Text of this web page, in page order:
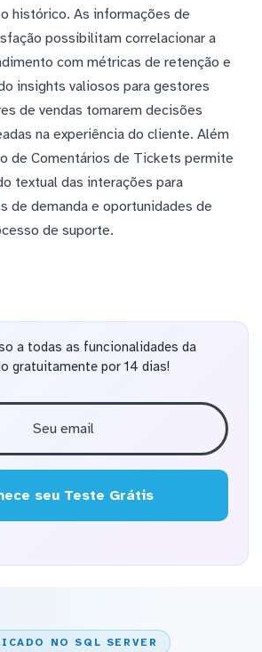
histórico. As informações de
possibilitam correlacionar a
com métricas de retenção e
insights valiosos para gestores
de vendas tomarem decisões
na experiência do cliente. Além
de Comentários de Tickets permite
textual das interações para
de demanda e oportunidades de
de suporte.
a todas as funcionalidades da
gratuitamente por 14 dias!
seu Teste Grátis
NO SQL SERVER